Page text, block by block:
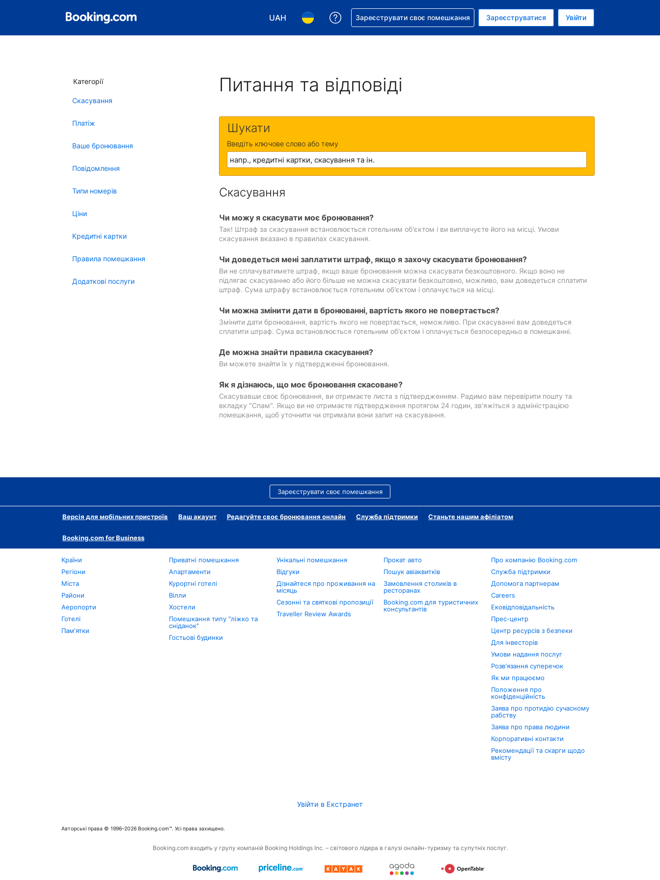
UAH
Виберіть валюту. Ваша поточна валюта: Українська гривня
Виберіть мову. Ваша поточна мова: Українською
Отримайте допомогу з бронюванням
Зареєструвати своє помешкання Зареєструватися Увійти
Категорії
Скасування
Платіж
Ваше бронювання
Повідомлення
Типи номерів
Ціни
Кредитні картки
Правила помешкання
Додаткові послуги
Питання та відповіді
Шукати
Введіть ключове слово або тему
Скасування
Чи можу я скасувати моє бронювання?
Так! Штраф за скасування встановлюється готельним об'єктом і ви виплачуєте його на місці. Умови
скасування вказано в правилах скасування.
Чи доведеться мені заплатити штраф, якщо я захочу скасувати бронювання?
Ви не сплачуватимете штраф, якщо ваше бронювання можна скасувати безкоштовного. Якщо воно не
підлягає скасуванню або його більше не можна скасувати безкоштовно, можливо, вам доведеться сплатити
штраф. Сума штрафу встановлюється готельним об'єктом і оплачується на місці.
Чи можна змінити дати в бронюванні, вартість якого не повертається?
Змінити дати бронювання, вартість якого не повертається, неможливо. При скасуванні вам доведеться
сплатити штраф. Сума встановлюється готельним об'єктом і оплачується безпосередньо в помешканні.
Де можна знайти правила скасування?
Ви можете знайти їх у підтвердженні бронювання.
Як я дізнаюсь, що моє бронювання скасоване?
Скасувавши своє бронювання, ви отримаєте листа з підтвердженням. Радимо вам перевірити пошту та
вкладку "Спам". Якщо ви не отримаєте підтвердження протягом 24 годин, зв'яжіться з адміністрацією
помешкання, щоб уточнити чи отримали вони запит на скасування.
Зареєструвати своє помешкання
Версія для мобільних пристроїв Ваш акаунт Редагуйте своє бронювання онлайн Служба підтримки Станьте нашим афіліатом
Booking.com for Business
Країни
Регіони
Міста
Райони
Аеропорти
Готелі
Пам'ятки
Приватні помешкання
Апартаменти
Курортні готелі
Вілли
Хостели
Помешкання типу "ліжко та
сніданок"
Гостьові будинки
Унікальні помешкання
Відгуки
Дізнайтеся про проживання на
місяць
Сезонні та святкові пропозиції
Traveller Review Awards
Прокат авто
Пошук авіаквитків
Замовлення столиків в
ресторанах
Booking.com для туристичних
консультантів
Про компанію Booking.com
Служба підтримки
Допомога партнерам
Careers
Ековідповідальність
Прес-центр
Центр ресурсів з безпеки
Для інвесторів
Умови надання послуг
Розв'язання суперечок
Як ми працюємо
Положення про
конфіденційність
Заява про протидію сучасному
рабству
Заява про права людини
Корпоративні контакти
Рекомендації та скарги щодо
вмісту
Увійти в Екстранет
Авторські права © 1996–2026 Booking.com™. Усі права захищено.
Booking.com входить у групу компаній Booking Holdings Inc. – світового лідера в галузі онлайн-туризму та супутніх послуг.